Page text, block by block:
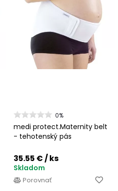
0%
medi protect.Maternity belt
- tehotenský pás
35.55 €/ ks
Skladom
Porovnať